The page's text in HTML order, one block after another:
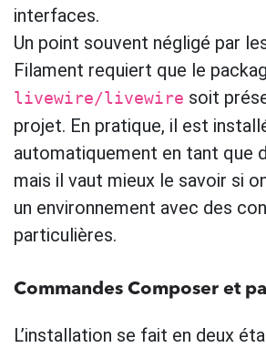
interfaces.
Un point souvent négligé par
Filament requiert que le
livewire/livewire soit
projet. En pratique, il est
automatiquement en tant que
mais il vaut mieux le savoir si
un environnement avec des
particulières.
Commandes Composer et
L’installation se fait en deux